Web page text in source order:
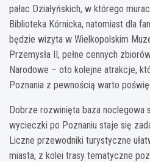
pałac Działyńskich, w którego
Biblioteka Kórnicka, natomiast dla
będzie wizyta w Wielkopolskim
Przemysła II, pełne cennych
Narodowe – oto kolejne atrakcje,
Poznania z pewnością warto
Dobrze rozwinięta baza noclegowa
wycieczki po Poznaniu staje się
Liczne przewodniki turystyczne
miasta, z kolei trasy tematyczne